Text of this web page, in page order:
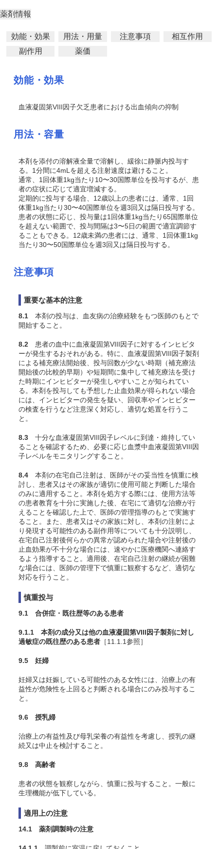
薬剤情報
効能・効果 用法・用量 注意事項
相互作用
副作用
薬価
効能・効果
血液凝固第VIII因子欠乏患者における出血傾向の抑制
用法・容量
本剤を添付の溶解液全量で溶解し、緩徐に静脈内投与す
る。1分間に4mLを超える注射速度は避けること。
通常、1回体重1kg当たり10〜30国際単位を投与するが、患
者の症状に応じて適宜増減する。
定期的に投与する場合、12歳以上の患者には、通常、1回
体重1kg当たり30〜40国際単位を週3回又は隔日投与する。
患者の状態に応じ、投与量は1回体重1kg当たり65国際単位
を超えない範囲で、投与間隔は3〜5日の範囲で適宜調節す
ることもできる。12歳未満の患者には、通常、1回体重1kg
当たり30〜50国際単位を週3回又は隔日投与する。
注意事項
重要な基本的注意
8.1 本剤の投与は、血友病の治療経験をもつ医師のもとで
開始すること。
8.2 患者の血中に血液凝固第VIII因子に対するインヒビタ
ーが発生するおそれがある。特に、血液凝固第VIII因子製剤
による補充療法開始後、投与回数が少ない時期（補充療法
開始後の比較的早期）や短期間に集中して補充療法を受け
た時期にインヒビターが発生しやすいことが知られてい
る。本剤を投与しても予想した止血効果が得られない場合
には、インヒビターの発生を疑い、回収率やインヒビター
の検査を行うなど注意深く対応し、適切な処置を行うこ
と。
8.3 十分な血液凝固第VIII因子レベルに到達・維持してい
ることを確認するため、必要に応じ血漿中血液凝固第VIII因
子レベルをモニタリングすること。
8.4 本剤の在宅自己注射は、医師がその妥当性を慎重に検
討し、患者又はその家族が適切に使用可能と判断した場合
のみに適用すること。本剤を処方する際には、使用方法等
の患者教育を十分に実施した後、在宅にて適切な治療が行
えることを確認した上で、医師の管理指導のもとで実施す
ること。また、患者又はその家族に対し、本剤の注射によ
り発現する可能性のある副作用等についても十分説明し、
在宅自己注射後何らかの異常が認められた場合や注射後の
止血効果が不十分な場合には、速やかに医療機関へ連絡す
るよう指導すること。適用後、在宅自己注射の継続が困難
な場合には、医師の管理下で慎重に観察するなど、適切な
対応を行うこと。
慎重投与
9.1 合併症・既往歴等のある患者
9.1.1 本剤の成分又は他の血液凝固第VIII因子製剤に対し
過敏症の既往歴のある患者 ［11.1.1参照］
9.5 妊婦
妊婦又は妊娠している可能性のある女性には、治療上の有
益性が危険性を上回ると判断される場合にのみ投与するこ
と。
9.6 授乳婦
治療上の有益性及び母乳栄養の有益性を考慮し、授乳の継
続又は中止を検討すること。
9.8 高齢者
患者の状態を観察しながら、慎重に投与すること。一般に
生理機能が低下している。
適用上の注意
14.1 薬剤調製時の注意